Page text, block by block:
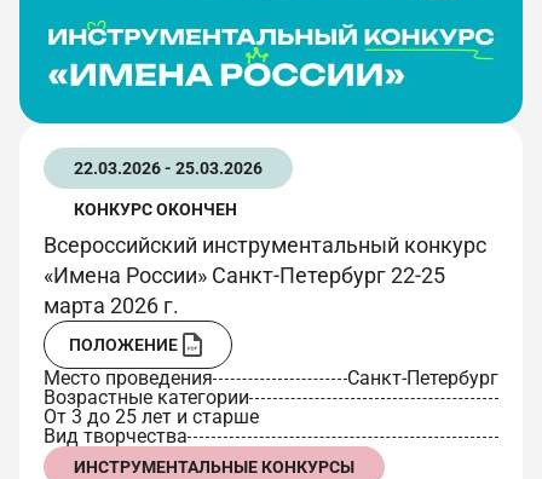
22.03.2026 - 25.03.2026
КОНКУРС ОКОНЧЕН
Всероссийский инструментальный конкурс
«Имена России» Санкт-Петербург 22-25
марта 2026 г.
ПОЛОЖЕНИЕ
Место проведения
Санкт-Петербург
Возрастные категории
От 3 до 25 лет и старше
Вид творчества
ИНСТРУМЕНТАЛЬНЫЕ КОНКУРСЫ